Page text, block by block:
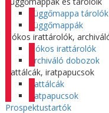
Függőmappa tárolók
Függőmappák
Fiókos irattárolók,
Fiókos irattárolók
Archiváló dobozok
Irattálcák, iratpapucsok
Irattálcák
Iratpapucsok
Prospektustartók